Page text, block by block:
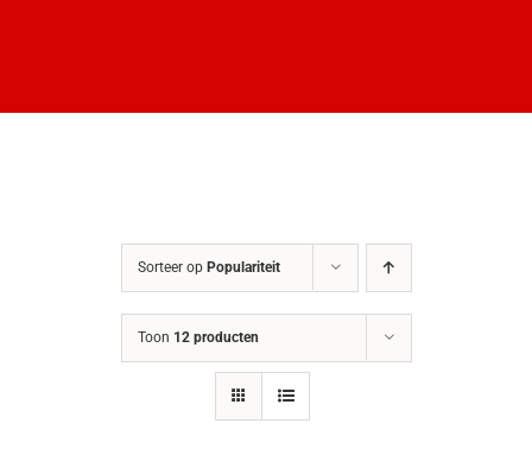
Sorteer op Populariteit
Toon 12 producten